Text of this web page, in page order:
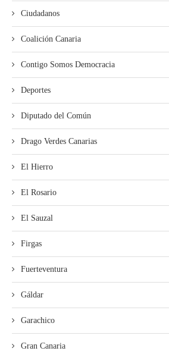
Ciudadanos
Coalición Canaria
Contigo Somos Democracia
Deportes
Diputado del Común
Drago Verdes Canarias
El Hierro
El Rosario
El Sauzal
Firgas
Fuerteventura
Gáldar
Garachico
Gran Canaria